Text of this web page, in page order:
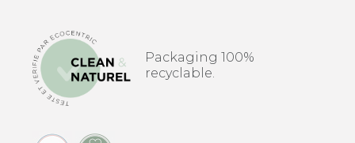
Packaging 100%
recyclable.